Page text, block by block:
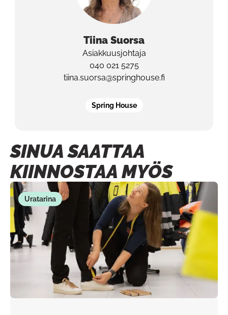
Tiina Suorsa
Asiakkuusjohtaja
040 021 5275
tiina.suorsa@springhouse.fi
Spring House
SINUA SAATTAA
KIINNOSTAA MYÖS
Uratarina